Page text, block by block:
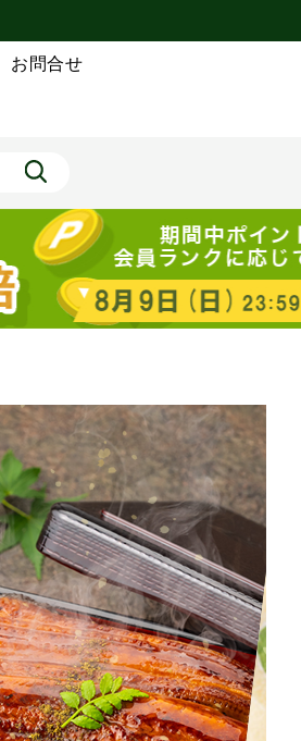
お問合せ